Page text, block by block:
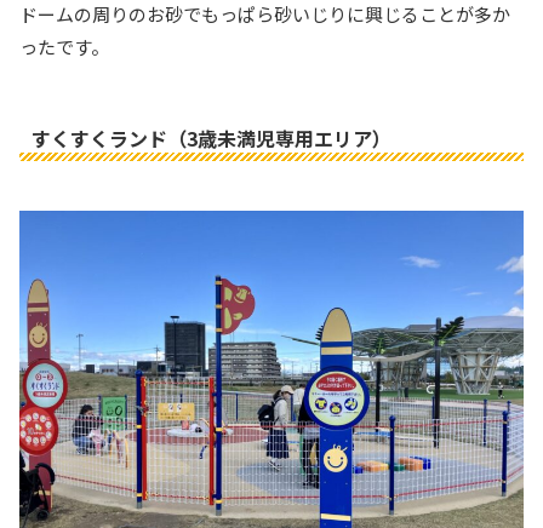
ドームの周りのお砂でもっぱら砂いじりに興じることが多か
ったです。
すくすくランド（3歳未満児専用エリア）